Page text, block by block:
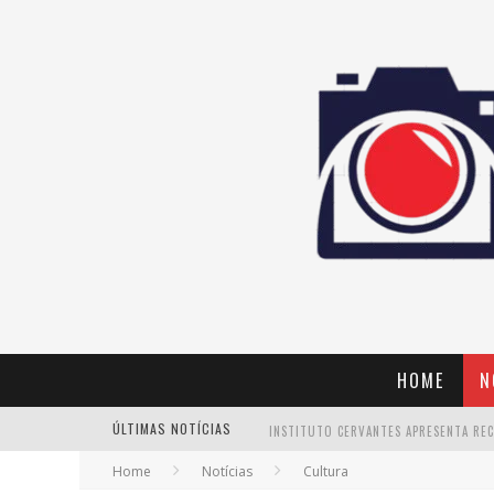
HOME
ÚLTIMAS NOTÍCIAS
Home Notícias Cultura